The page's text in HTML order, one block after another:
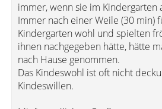
immer, wenn sie im Kindergarten
Immer nach einer Weile (30 min)
Kindergarten wohl und spielten
ihnen nachgegeben hätte, hätte
nach Hause genommen.
Das Kindeswohl ist oft nicht
Kindeswillen.